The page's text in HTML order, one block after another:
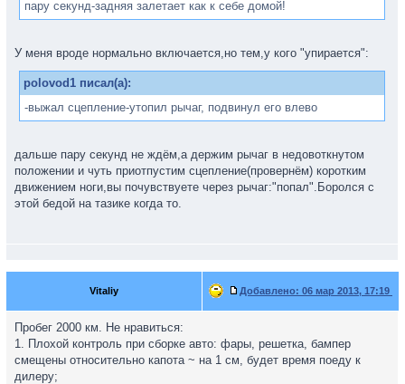
пару секунд-задняя залетает как к себе домой!
У меня вроде нормально включается,но тем,у кого "упирается":
polovod1 писал(а):
-выжал сцепление-утопил рычаг, подвинул его влево
дальше пару секунд не ждём,а держим рычаг в недовоткнутом
положении и чуть приотпустим сцепление(провернём) коротким
движением ноги,вы почувствуете через рычаг:"попал".Боролся с
этой бедой на тазике когда то.
Vitaliy Добавлено: 06 мар 2013, 17:19
Пробег 2000 км. Не нравиться:
1. Плохой контроль при сборке авто: фары, решетка, бампер
смещены относительно капота ~ на 1 см, будет время поеду к
дилеру;